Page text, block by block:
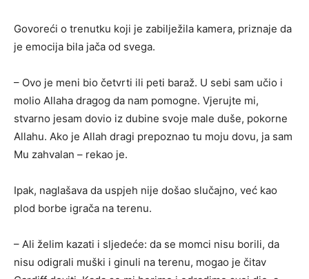
Govoreći o trenutku koji je zabilježila kamera, priznaje da
je emocija bila jača od svega.
– Ovo je meni bio četvrti ili peti baraž. U sebi sam učio i
molio Allaha dragog da nam pomogne. Vjerujte mi,
stvarno jesam dovio iz dubine svoje male duše, pokorne
Allahu. Ako je Allah dragi prepoznao tu moju dovu, ja sam
Mu zahvalan – rekao je.
Ipak, naglašava da uspjeh nije došao slučajno, već kao
plod borbe igrača na terenu.
– Ali želim kazati i sljedeće: da se momci nisu borili, da
nisu odigrali muški i ginuli na terenu, mogao je čitav